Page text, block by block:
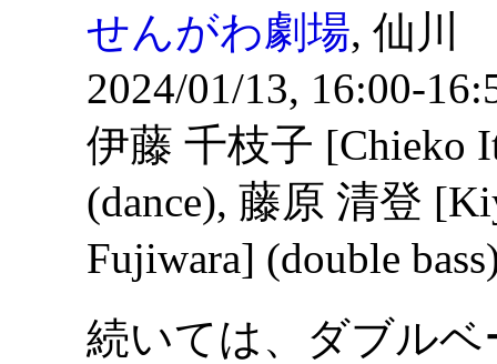
せんがわ劇場, 仙川
2024/01/13, 16:00-
伊藤 千枝子 [Chieko
(dance), 藤原 清登
Fujiwara] (double
続いては、ダブル